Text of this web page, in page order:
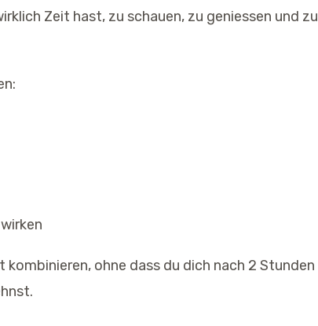
Zeit hast, zu schauen, zu geniessen und zu
ohne dass du dich nach 2 Stunden